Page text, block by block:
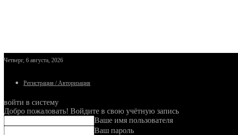
Четверг, 6 августа, 2026
Регистрация / Авторизация
войти в систему
Добро пожаловать! Войдите в свою учётную запись
Ваше имя пользователя
Ваш пароль